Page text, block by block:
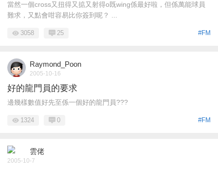
當然一個cross又扭得又掂又射得o既wing係最好啦，但係萬能球員
難求，又點會咁容易比你簽到呢？ ...
#FM
3058 25
Raymond_Poon
2005-10-16
好的龍門員的要求
邊幾樣數值好先至係一個好的龍門員???
#FM
1324 0
雲佬
2005-10-7